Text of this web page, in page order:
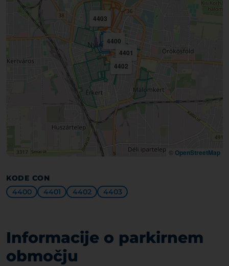
4400
4401
4402
4403
© OpenStreetMap
KODE CON
4400
4401 4402 4403
Informacije o parkirnem
območju